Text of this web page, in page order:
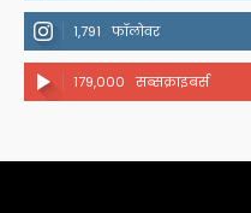
1,791 फॉलोवर
179,000 सब्सक्राइबर्स